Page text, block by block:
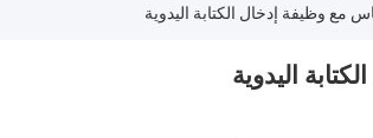
مع وظيفة إدخال الكتابة اليدوية
اليدوية